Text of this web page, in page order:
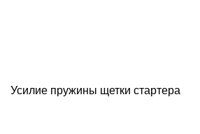
Усилие пружины щетки стартера